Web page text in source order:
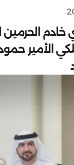
خادم الحرمين
الأمير